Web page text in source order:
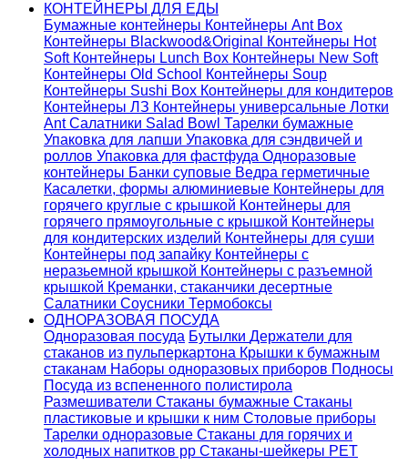
КОНТЕЙНЕРЫ ДЛЯ ЕДЫ
Бумажные контейнеры Контейнеры Ant Box
Контейнеры Blackwood&Original
Контейнеры Hot
Soft Контейнеры Lunch Box Контейнеры New Soft
Контейнеры Old School Контейнеры Soup
Контейнеры Sushi Box Контейнеры для кондитеров
Контейнеры ЛЗ Контейнеры универсальные Лотки
AntСалатники Salad Bowl Тарелки бумажные
Упаковка для лапши Упаковка для сэндвичей и
роллов Упаковка для фастфуда Одноразовые
контейнеры Банки суповые Ведра герметичные
Касалетки, формы алюминиевые Контейнеры для
горячего круглые с крышкой Контейнеры для
горячего прямоугольные с крышкой Контейнеры
для кондитерских изделий Контейнеры для суши
Контейнеры под запайку Контейнеры с
неразьемной крышкой Контейнеры с разъемной
крышкой Креманки, стаканчики десертные
Салатники Соусники Термобоксы
ОДНОРАЗОВАЯ ПОСУДА
Одноразовая посуда Бутылки Держатели для
стаканов из пульперкартона Крышки к бумажным
стаканам Наборы одноразовых приборов Подносы
Посуда из вспененного полистирола
Размешиватели Стаканы бумажные Стаканы
пластиковые и крышки к ним Столовые приборы
Тарелки одноразовые Стаканы для горячих и
холодных напитков pp Стаканы-шейкеры PET